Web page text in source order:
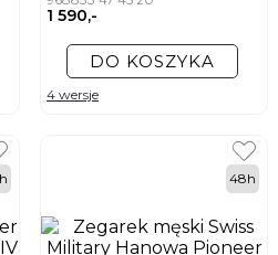
1 590,-
DO KOSZYKA
4 wersje
48h